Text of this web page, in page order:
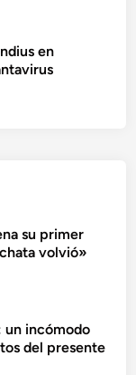
en
su primer
volvió»
un incómodo
del presente